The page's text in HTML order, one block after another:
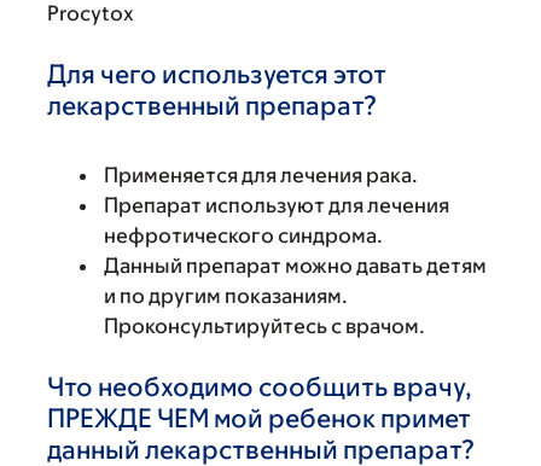
Procytox
Для чего используется этот
лекарственный препарат?
Применяется для лечения рака.
Препарат используют для лечения
нефротического синдрома.
Данный препарат можно давать детям
и по другим показаниям.
Проконсультируйтесь с врачом.
Что необходимо сообщить врачу,
ПРЕЖДЕ ЧЕМ мой ребенок примет
данный лекарственный препарат?